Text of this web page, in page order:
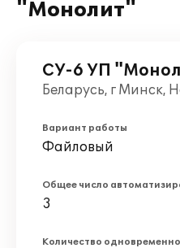
"Монолит"
СУ-6 УП
Беларусь, г Минск,
Вариант работы
Файловый
Общее число
3
Количество